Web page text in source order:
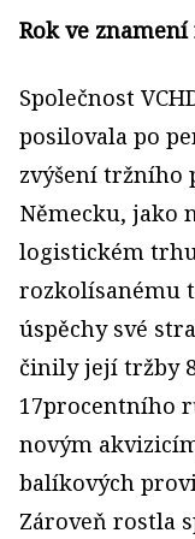
Rok ve
Společnost
posilovala po
zvýšení tržního
Německu, jako
logistickém
rozkolísanému
úspěchy své
činily její tržby
17procentního
novým
balíkových
Zároveň rostla